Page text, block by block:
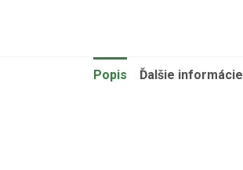
Popis Ďalšie informácie